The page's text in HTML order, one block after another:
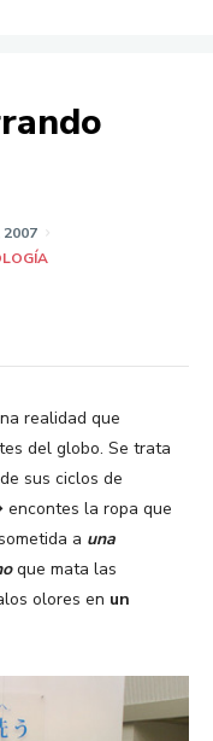
2007
realidad que
del globo. Se trata
sus ciclos de
la ropa que
a una
que mata las
olores en un